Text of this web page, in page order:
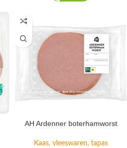
AH Ardenner boterhamworst
Kaas, vleeswaren, tapas